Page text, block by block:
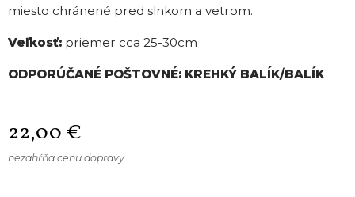
miesto chránené pred slnkom a vetrom.
Veľkosť: priemer cca 25-30cm
ODPORÚČANÉ POŠTOVNÉ: KREHKÝ BALÍK/BALÍK
22,00€
nezahŕňa cenu dopravy